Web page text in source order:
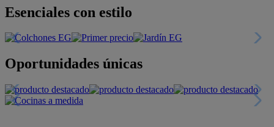
Esenciales con estilo
Oportunidades únicas